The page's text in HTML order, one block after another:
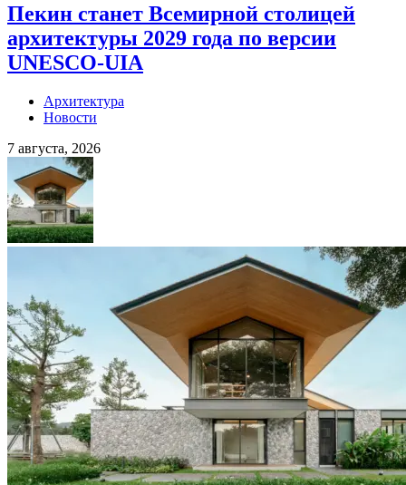
Пекин станет Всемирной столицей
архитектуры 2029 года по версии
UNESCO-UIA
Архитектура
Новости
7 августа, 2026